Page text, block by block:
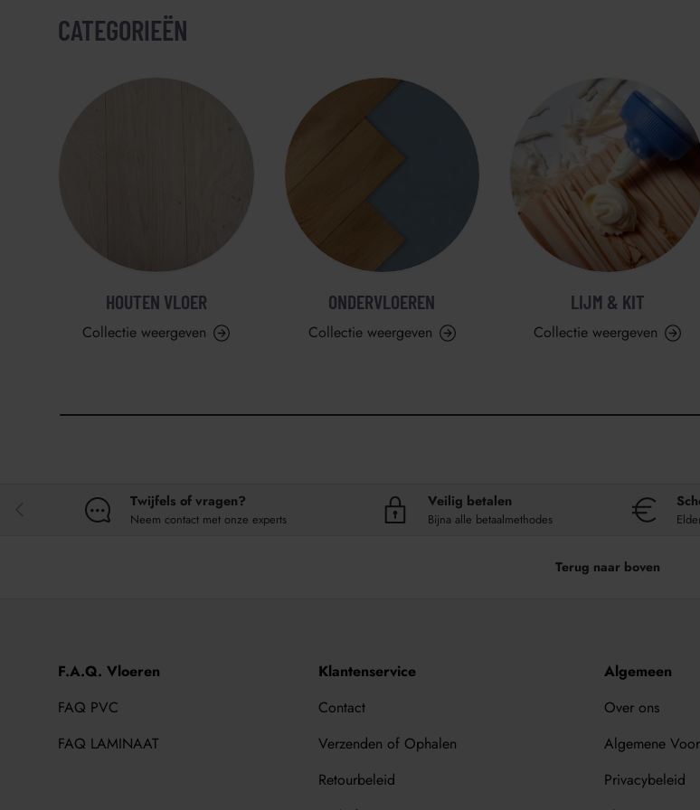
CATEGORIEËN
HOUTEN VLOER
Collectie weergeven
ONDERVLOEREN
Collectie weergeven
LIJM & KIT
Collectie weergeven
Twijfels of vragen?
Neem contact met onze experts
Veilig betalen
Bijna alle betaalmethodes
Terug naar boven
F.A.Q. Vloeren
FAQ PVC
FAQ LAMINAAT
Klantenservice
Contact
Verzenden of Ophalen
Retourbeleid
Algemeen
Over ons
Algemene
Privacybeleid